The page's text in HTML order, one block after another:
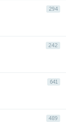
294
242
641
489